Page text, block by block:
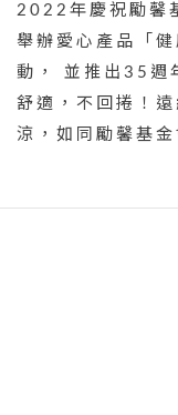
2022年慶祝勵馨
舉辦愛心產品「
動， 並推出35週
舒適，不回捲！
涼，如同勵馨基